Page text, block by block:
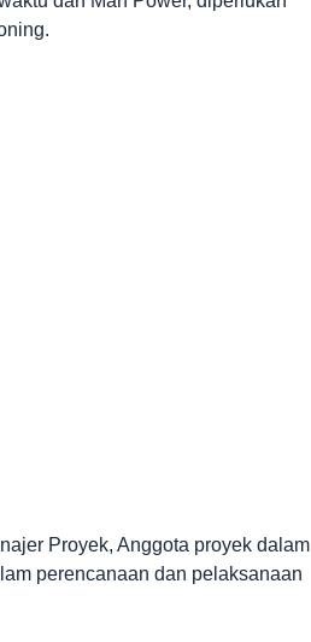
Proyek, Anggota proyek dalam
perencanaan dan pelaksanaan